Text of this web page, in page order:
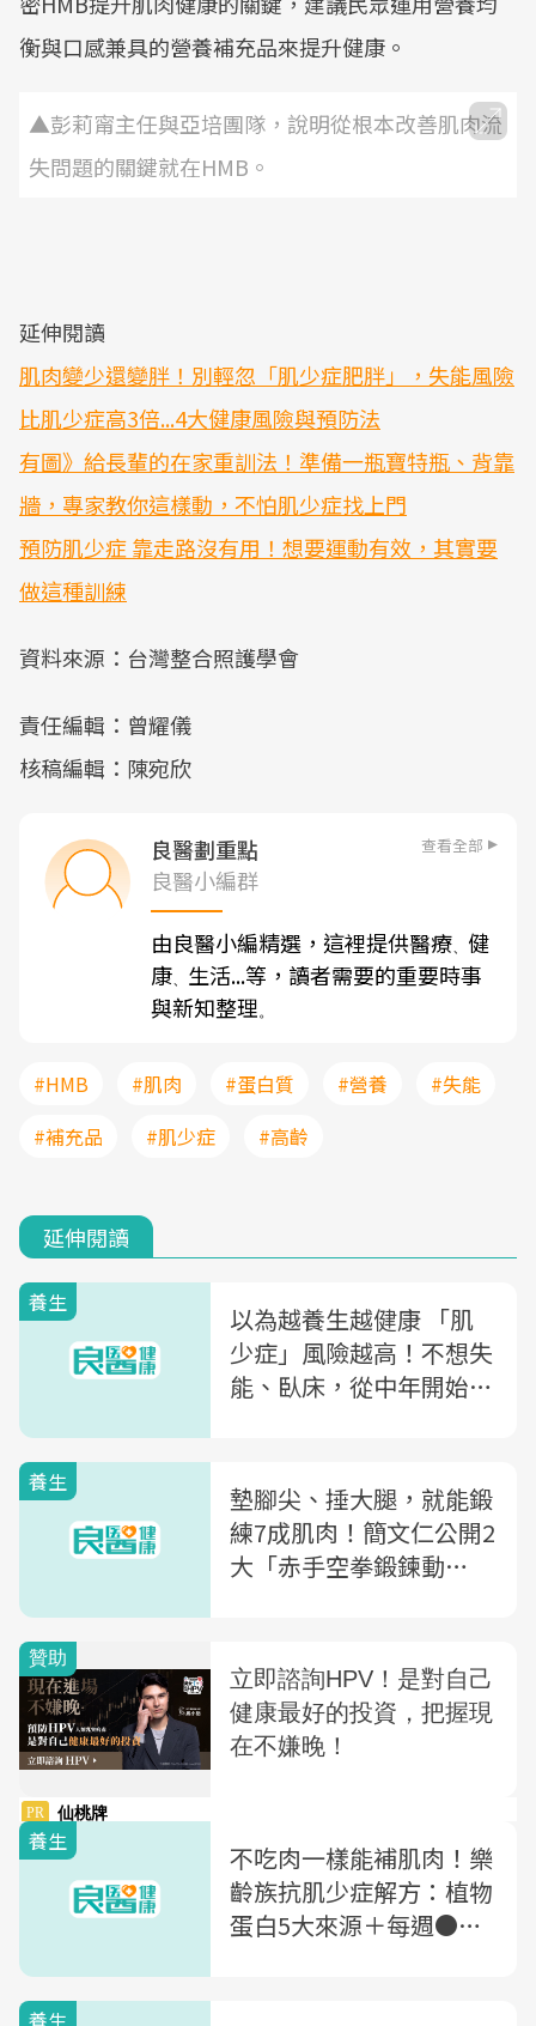
衡與口感兼具的營養補充品來提升健康。
▲彭莉甯主任與亞培團隊，說明從根本改善肌肉流
失問題的關鍵就在HMB。
延伸閱讀
肌肉變少還變胖！別輕忽「肌少症肥胖」，失能風險
比肌少症高3倍...4大健康風險與預防法
有圖》給長輩的在家重訓法！準備一瓶寶特瓶、背靠
牆，專家教你這樣動，不怕肌少症找上門
預防肌少症 靠走路沒有用！想要運動有效，其實要
做這種訓練
資料來源：台灣整合照護學會
責任編輯：曾耀儀
核稿編輯：陳宛欣
良醫劃重點 查看全部
良醫小編群
由良醫小編精選，這裡提供醫療、 健
康、 生活...等，讀者需要的重要時事
與新知整理。
#HMB #肌肉 #蛋白質 #營養
#失能
#補充品
#肌少症 #高齡
延伸閱讀
養生
以為越養生越健康 「肌
少症」風險越高！不想失
能、臥床，從中年開始預
養生
墊腳尖、捶大腿，就能鍛
練7成肌肉！簡文仁公開2
大「赤手空拳鍛鍊動
養生
不吃肉一樣能補肌肉！樂
齡族抗肌少症解方：植物
蛋白5大來源＋每週●次
養生